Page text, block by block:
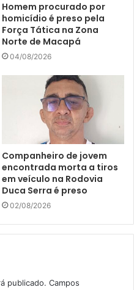
Homem procurado por
homicídio é preso pela
Força Tática na Zona
Norte de Macapá
04/08/2026
Companheiro de jovem
encontrada morta a tiros
em veículo na Rodovia
Duca Serra é preso
02/08/2026
publicado. Campos